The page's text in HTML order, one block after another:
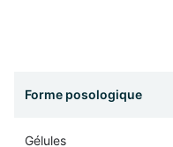
Forme posologique
Gélules